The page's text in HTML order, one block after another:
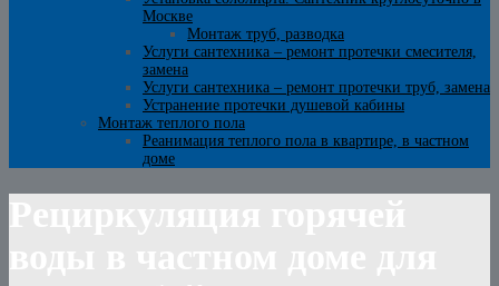
Москве
Монтаж труб, разводка
Услуги сантехника – ремонт протечки смесителя,
замена
Услуги сантехника – ремонт протечки труб, замена
Устранение протечки душевой кабины
Монтаж теплого пола
Реанимация теплого пола в квартире, в частном
доме